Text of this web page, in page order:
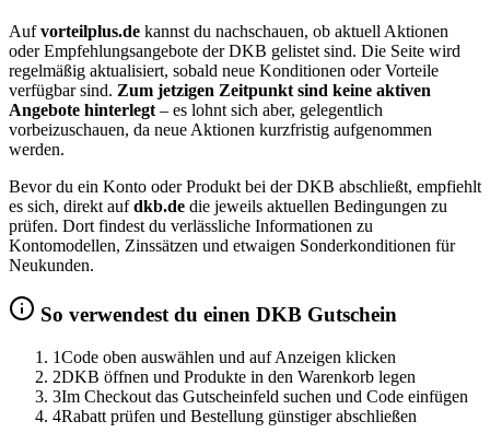
Aufvorteilplus.de kannst du nachschauen, ob aktuell Aktionen
oder Empfehlungsangebote der DKB gelistet sind. Die Seite wird
regelmäßig aktualisiert, sobald neue Konditionen oder Vorteile
verfügbar sind. Zum jetzigen Zeitpunkt sind keine aktiven
Angebote hinterlegt – es lohnt sich aber, gelegentlich
vorbeizuschauen, da neue Aktionen kurzfristig aufgenommen
werden.
Bevor du ein Konto oder Produkt bei der DKB abschließt, empfiehlt
es sich, direkt aufdkb.de die jeweils aktuellen Bedingungen zu
prüfen. Dort findest du verlässliche Informationen zu
Kontomodellen, Zinssätzen und etwaigen Sonderkonditionen für
Neukunden.
So verwendest du einen DKB Gutschein
1Code oben auswählen und auf Anzeigen klicken
2DKB öffnen und Produkte in den Warenkorb legen
3Im Checkout das Gutscheinfeld suchen und Code einfügen
4Rabatt prüfen und Bestellung günstiger abschließen